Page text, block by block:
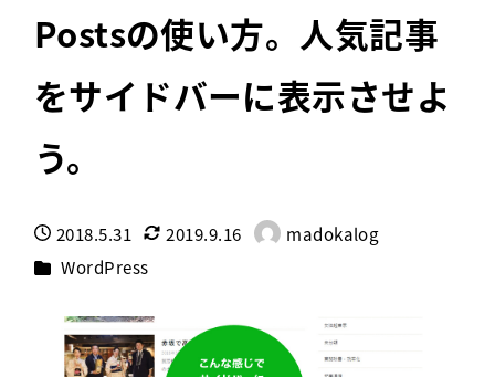
Postsの使い方。人気記事
をサイドバーに表示させよ
う。
投稿日
2018.5.31
更新日
2019.9.16
著
madokalog
カテゴリー
WordPress